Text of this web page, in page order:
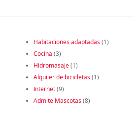
Habitaciones adaptadas (1)
Cocina (3)
Hidromasaje(1)
Alquiler de bicicletas (1)
Internet(9)
Admite Mascotas (8)